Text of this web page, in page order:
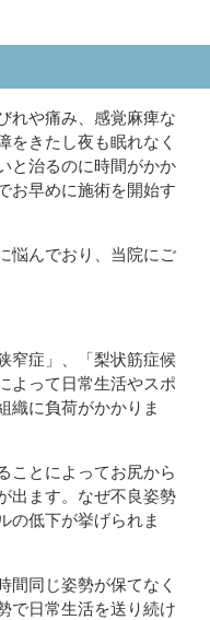
れや痛み、感覚麻痺な
をきたし夜も眠れなく
と治るのに時間がかか
お早めに施術を開始す
悩んでおり、当院にご
窄症」、「梨状筋症候
よって日常生活やスポ
織に負荷がかかりま
ことによってお尻から
出ます。なぜ不良姿勢
の低下が挙げられま
間同じ姿勢が保てなく
で日常生活を送り続け